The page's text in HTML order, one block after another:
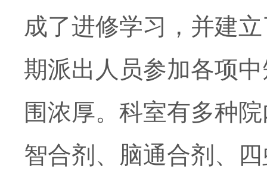
成了进修学习，并建
期派出人员参加各项
围浓厚。科室有多种
智合剂、脑通合剂、